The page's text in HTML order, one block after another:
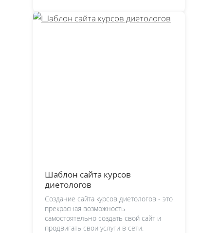
Шаблон сайта курсов
диетологов
Создание сайта курсов диетологов - это
прекрасная возможность
самостоятельно создать свой сайт и
продвигать свои услуги в сети.